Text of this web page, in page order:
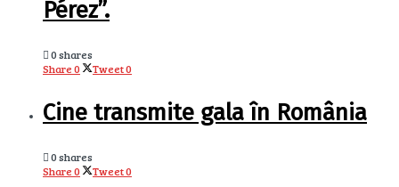
Pérez”.
0 shares
Share0 Tweet0
Cine transmite gala în România
0 shares
Share0 Tweet0